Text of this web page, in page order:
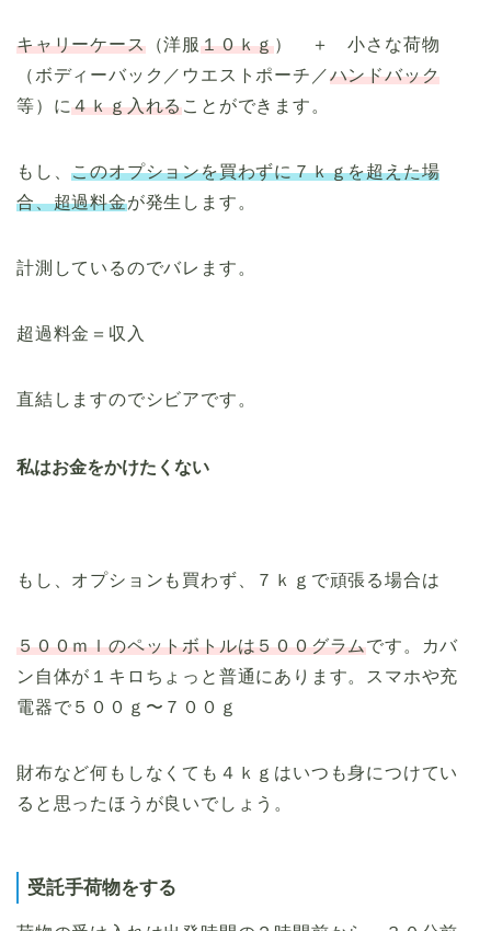
キャリーケース（洋服１０ｋｇ） ＋ 小さな荷物
（ボディーバック／ウエストポーチ／ハンドバック
等）に４ｋｇ入れることができます。
もし、このオプションを買わずに７ｋｇを超えた場
合、超過料金が発生します。
計測しているのでバレます。
超過料金＝収入
直結しますのでシビアです。
私はお金をかけたくない
もし、オプションも買わず、７ｋｇで頑張る場合は
５００ｍｌのペットボトルは５００グラムです。カバ
ン自体が１キロちょっと普通にあります。スマホや充
電器で５００ｇ〜７００ｇ
財布など何もしなくても４ｋｇはいつも身につけてい
ると思ったほうが良いでしょう。
受託手荷物をする